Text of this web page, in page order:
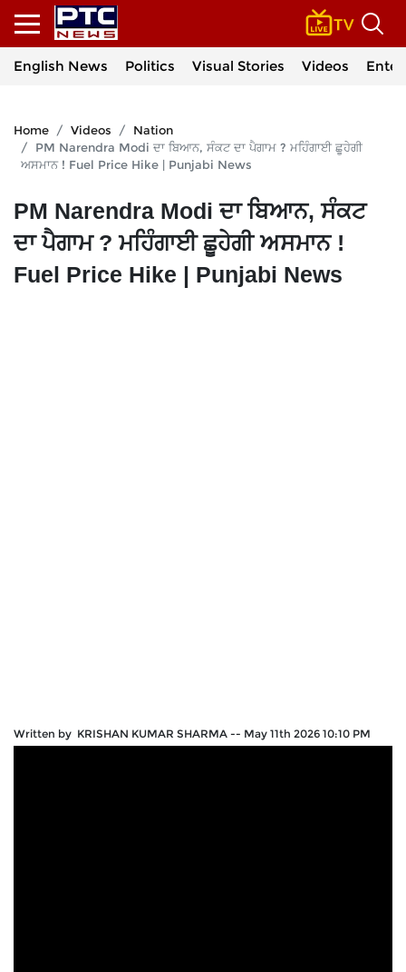
English News Politics Visual Stories Videos
Home Videos
Nation
PM Narendra Modi ਦਾ ਬਿਆਨ, ਸੰਕਟ ਦਾ ਪੈਗਾਮ ? ਮਹਿੰਗਾਈ ਛੂਹੇਗੀ
ਅਸਮਾਨ ! Fuel Price Hike | Punjabi News
PM Narendra Modi ਦਾ ਬਿਆਨ, ਸੰਕਟ
ਦਾ ਪੈਗਾਮ ? ਮਹਿੰਗਾਈ ਛੂਹੇਗੀ ਅਸਮਾਨ !
Fuel Price Hike | Punjabi News
Written by KRISHAN KUMAR SHARMA -- May 11th 2026 10:10 PM